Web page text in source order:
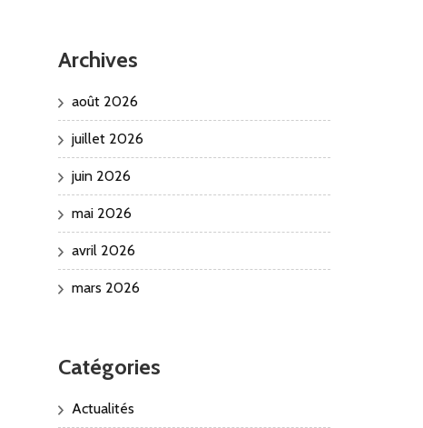
Archives
août 2026
juillet 2026
juin 2026
mai 2026
avril 2026
mars 2026
Catégories
Actualités